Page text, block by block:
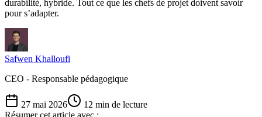
durabilité, hybride. Tout ce que les chefs de projet doivent savoir
pour s’adapter.
Safwen Khalloufi
CEO - Responsable pédagogique
27 mai 2026 12 min de lecture
Résumer cet article avec :